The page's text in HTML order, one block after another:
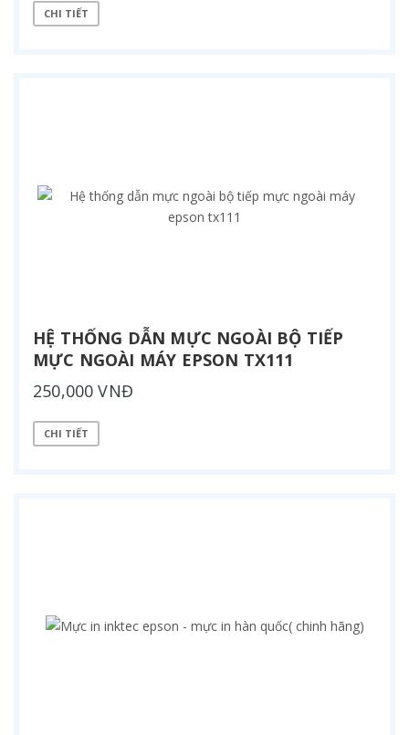
CHI TIẾT
HỆ THỐNG DẪN MỰC NGOÀI BỘ TIẾP
MỰC NGOÀI MÁY EPSON TX111
250,000 VNĐ
CHI TIẾT